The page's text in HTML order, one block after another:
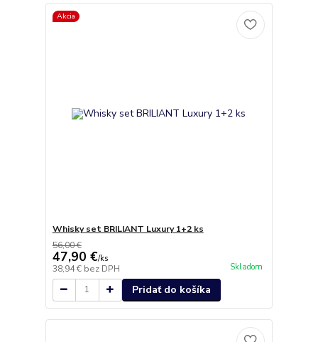
Akcia
Whisky set BRILIANT Luxury 1+2 ks
56,00 €
47,90 €/ks
38,94 € bez DPH Skladom
Pridať do košíka